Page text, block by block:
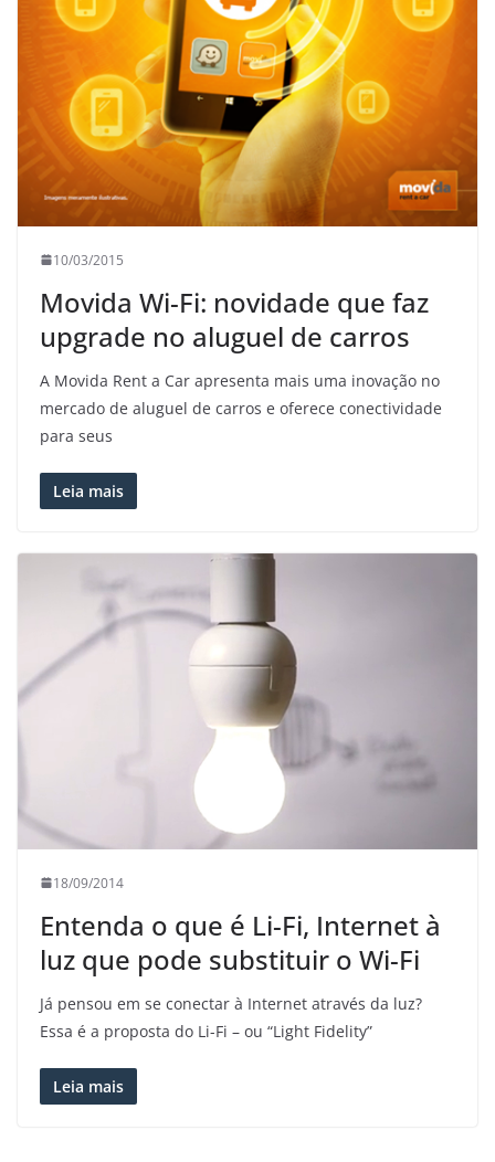
10/03/2015
Movida Wi-Fi: novidade que faz
upgrade no aluguel de carros
A Movida Rent a Car apresenta mais uma inovação no
mercado de aluguel de carros e oferece conectividade
para seus
Leia mais
18/09/2014
Entenda o que é Li-Fi, Internet à
luz que pode substituir o Wi-Fi
Já pensou em se conectar à Internet através da luz?
Essa é a proposta do Li-Fi – ou “Light Fidelity”
Leia mais